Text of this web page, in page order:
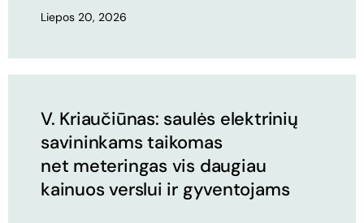
Liepos 20, 2026
V. Kriaučiūnas: saulės elektrinių
savininkams taikomas
net meteringas vis daugiau
kainuos verslui ir gyventojams